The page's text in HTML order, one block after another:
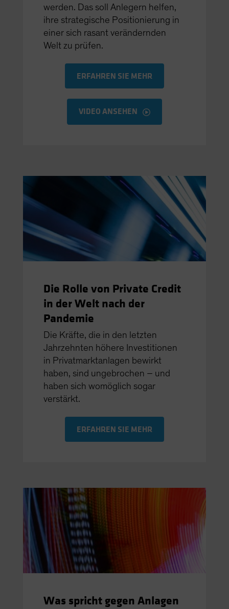
werden. Das soll Anlegern helfen,
ihre strategische Positionierung in
einer sich rasant verändernden
Welt zu prüfen.
ERFAHREN SIE MEHR
VIDEO ANSEHEN
Die Rolle von Private Credit
in der Welt nach der
Pandemie
Die Kräfte, die in den letzten
Jahrzehnten höhere Investitionen
in Privatmarktanlagen bewirkt
haben, sind ungebrochen – und
haben sich womöglich sogar
verstärkt.
ERFAHREN SIE MEHR
Was spricht gegen Anlagen